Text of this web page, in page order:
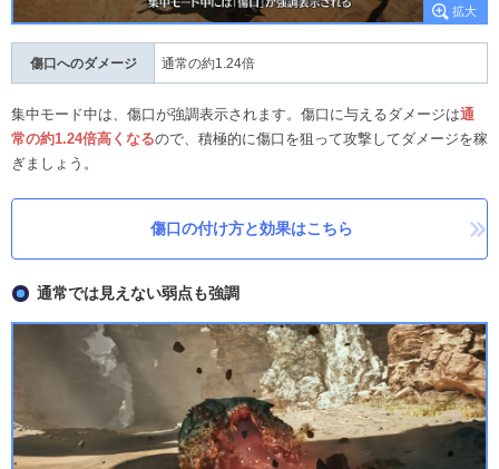
傷口へのダメージ 通常の約1.24倍
集中モード中は、傷口が強調表示されます。傷口に与えるダメージは通
常の約1.24倍高くなるので、積極的に傷口を狙って攻撃してダメージを稼
ぎましょう。
傷口の付け方と効果はこちら
通常では見えない弱点も強調